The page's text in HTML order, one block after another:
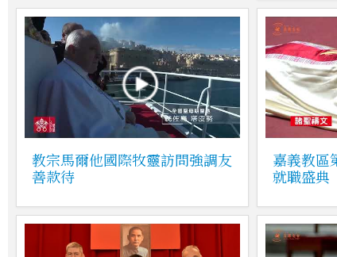
教宗馬爾他國際牧靈訪問強調友
善款待
嘉義教區
就職盛典